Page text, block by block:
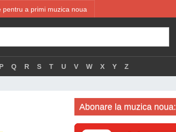
a primi muzica noua
P Q R S T U V W X Y Z
Abonare la muzica noua: